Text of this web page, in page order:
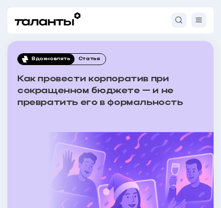
Вдохновлять Статья
Как провести корпоратив при
сокращенном бюджете — и не
превратить его в формальность